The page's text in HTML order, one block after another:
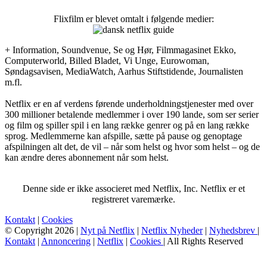
Flixfilm er blevet omtalt i følgende medier:
+ Information, Soundvenue, Se og Hør, Filmmagasinet Ekko,
Computerworld, Billed Bladet, Vi Unge, Eurowoman,
Søndagsavisen, MediaWatch, Aarhus Stiftstidende, Journalisten
m.fl.
Netflix er en af verdens førende underholdningstjenester med over
300 millioner betalende medlemmer i over 190 lande, som ser serier
og film og spiller spil i en lang række genrer og på en lang række
sprog. Medlemmerne kan afspille, sætte på pause og genoptage
afspilningen alt det, de vil – når som helst og hvor som helst – og de
kan ændre deres abonnement når som helst.
Denne side er ikke associeret med Netflix, Inc. Netflix er et
registreret varemærke.
Kontakt | Cookies
© Copyright 2026 | Nyt på Netflix | Netflix Nyheder| Nyhedsbrev |
Kontakt | Annoncering | Netflix | Cookies | All Rights Reserved